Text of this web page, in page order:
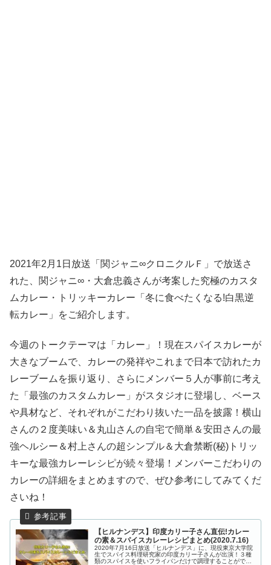
2021年2月1日放送「関ジャニ∞クロニクルＦ」で放送さ
れた、関ジャニ∞・大倉忠義さんが考案した究極のカスタ
ムカレー・トリッキーカレー「冬に食べたくなる!白黒逆
転カレー」をご紹介します。
今週のトークテーマは「カレー」！現在スパイスカレーが
大きなブームで、カレーの発祥やこれまで日本で訪れたカ
レーブームを振り返り、さらにメンバー５人が事前に考え
た「最強のカスタムカレー」がスタジオに登場し、ベース
や具材など、それぞれがこだわり抜いた一品を披露！横山
さんの２度美味い＆丸山さんの自宅で簡単＆安田さんの最
強ヘルシー＆村上さんの超シンプル＆大倉禁断(秘)トリッ
キーな最強カレーレシピが続々登場！メンバーこだわりの
カレーの詳細をまとめますので、ぜひ参考にしてみてくだ
さいね！
【ヒルナンデス】印度カリー子さん直伝!カレー
の素＆スパイスカレーレシピまとめ(2020.7.16)
2020年7月16日放送「ヒルナンデス」に、現役東京大学院
生でスパイス料理研究家の印度カリー子さんが出演！３種
類のスパイスを使いフライパンだけで調理することができ